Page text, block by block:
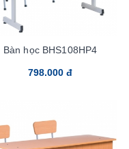
Bàn học BHS108HP4
798.000 đ